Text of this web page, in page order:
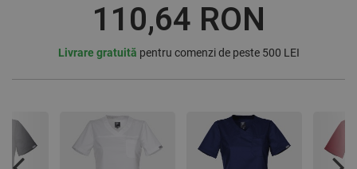
110,64 RON
Livrare gratuită pentru comenzi de peste 500 LEI